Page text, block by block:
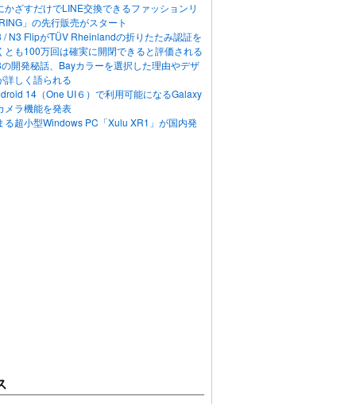
かざすだけでLINE交換できるファッションリ
」の先行販売がスタート
/ N3 FlipがTÜV Rheinlandの折りたたみ認証を
とも100万回は確実に開閉できると評価される
開発秘話、Bayカラーを選択した理由やデザ
詳しく語られる
14（One UI６）で利用可能になるGalaxy
メラ機能を発表
る超小型Windows PC「Xulu XR1」が国内発